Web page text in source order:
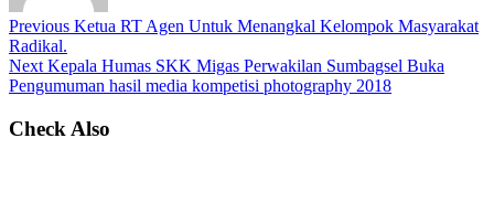
Previous Ketua RT Agen Untuk Menangkal Kelompok Masyarakat
Radikal.
Next Kepala Humas SKK Migas Perwakilan Sumbagsel Buka
Pengumuman hasil media kompetisi photography 2018
Check Also